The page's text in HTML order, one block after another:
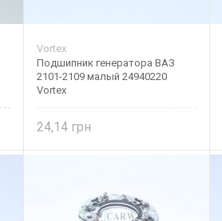
Vortex
Подшипник генератора ВАЗ
2101-2109 малый 24940220
Vortex
24,14